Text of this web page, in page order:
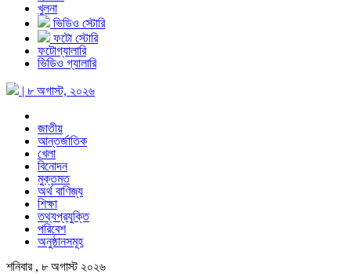
খুলনা
ভিডিও স্টোরি
ফটো স্টোরি
ফটোগ্যালারি
ভিডিও গ্যালারি
| ৮ অগাস্ট, ২০২৬
জাতীয়
আন্তর্জাতিক
খেলা
বিনোদন
মুক্তমত
অর্থ বাণিজ্য
শিক্ষা
তথ্যপ্রযুক্তি
পরিবেশ
অনুষ্ঠানসমূহ
শনিবার , ৮ অগাস্ট ২০২৬